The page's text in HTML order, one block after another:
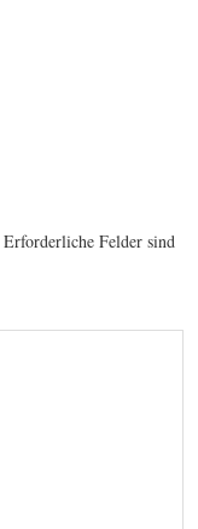
Erforderliche Felder sind